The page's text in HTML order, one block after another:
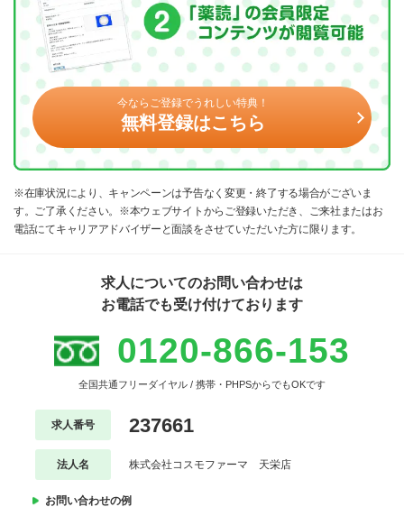
今ならご登録でうれしい特典！
無料登録はこちら
※在庫状況により、キャンペーンは予告なく変更・終了する場合がございま
す。ご了承ください。※本ウェブサイトからご登録いただき、ご来社またはお
電話にてキャリアアドバイザーと面談をさせていただいた方に限ります。
求人についてのお問い合わせは
お電話でも受け付けております
0120-866-153
全国共通フリーダイヤル / 携帯・PHPSからでもOKです
求人番号 237661
法人名 株式会社コスモファーマ 天栄店
お問い合わせの例